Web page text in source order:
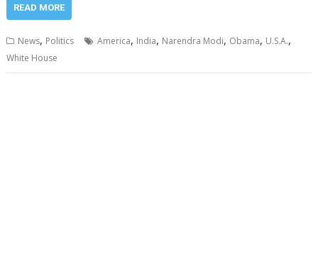
READ MORE
News, Politics America, India, Narendra Modi, Obama, U.S.A.,
White House